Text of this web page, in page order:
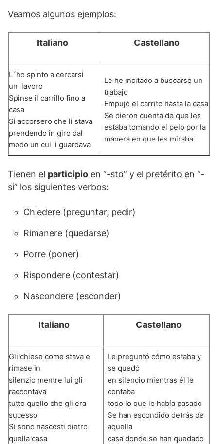
Veamos algunos ejemplos:
Italiano Castellano
L´ho spinto a cercarsi
un lavoro
Spinse il carrillo fino a
casa
Si accorsero che li stava
prendendo in giro dal
modo un cui li guardava
Le he incitado a buscarse un
trabajo
Empujó el carrito hasta la casa
Se dieron cuenta de que les
estaba tomando el pelo por la
manera en que les miraba
Tienen el participio en “-sto” y el pretérito en “-
si” los siguientes verbos:
Chiedere (preguntar, pedir)
Rimanere (quedarse)
Porre (poner)
Rispondere (contestar)
Nascondere (esconder)
Italiano Castellano
Gli chiese come stava e
rimase in
silenzio mentre lui gli
raccontava
tutto quello che gli era
sucesso
Si sono nascosti dietro
quella casa
Le preguntó cómo estaba y
se quedó
en silencio mientras él le
contaba
todo lo que le había pasado
Se han escondido detrás de
aquella
casa donde se han quedado